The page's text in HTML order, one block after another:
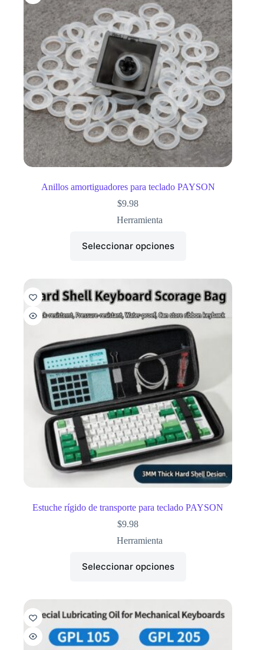
Anillos amortiguadores para teclado PAYSON
$9.98
Herramienta
Seleccionar opciones
Estuche rígido de transporte para teclado PAYSON
$9.98
Herramienta
Seleccionar opciones